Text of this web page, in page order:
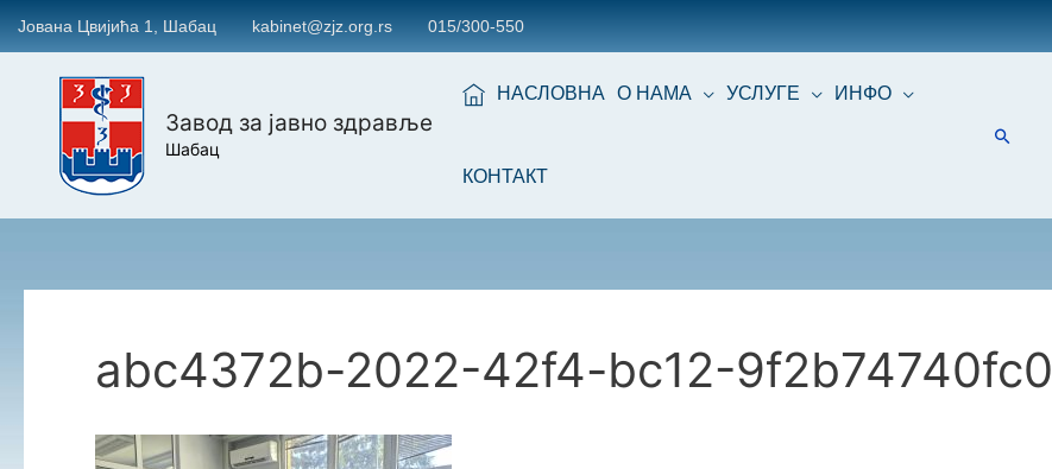
Јована Цвијића 1, Шабац kabinet@zjz.org.rs 015/300-550
Завод за јавно здравље
Шабац
НАСЛОВНА О НАМА УСЛУГЕ ИНФО
КОНТАКТ
abc4372b-2022-42f4-bc12-9f2b74740fc0